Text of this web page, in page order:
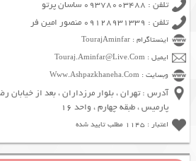
تلفن : 09378003488 ساسان پرتو
تلفن : 09128931339 منصور امین فر
اینستاگرام : TourajAminfar
ایمیل : Touraj.Aminfar@Live.Com
وبسایت : Www.Ashpazkhaneha.Com
پارمیس ، طبقه چهارم ، واحد 16
اعتبار : 1145 مطلب تایید شده